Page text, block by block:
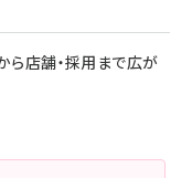
ら店舗・採用まで広が